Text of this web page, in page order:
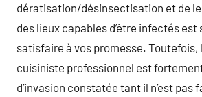
dératisation/désinsectisation et de
des lieux capables d’être infectés
satisfaire à vos promesse. Toutefois,
cuisiniste professionnel est
d’invasion constatée tant il n’est pas